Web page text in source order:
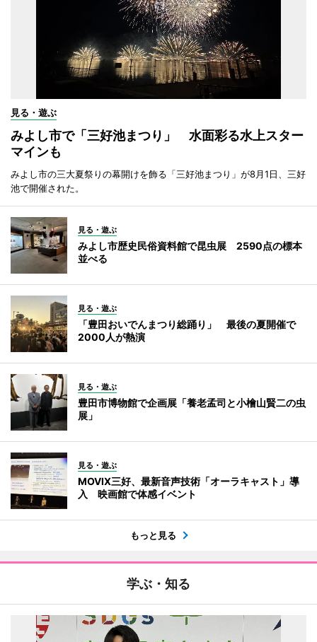
見る・遊ぶ
みよし市で「三好池まつり」 水面彩る水上スター
マインも
みよし市の三大夏祭りの幕開けを飾る「三好池まつり」が8月1日、三好
池で開催された。
見る・遊ぶ
みよし市歴史民俗資料館で昆虫展 2590点の標本
並べる
見る・遊ぶ
「豊田おいでんまつり総踊り」 最後の夏開催で
2000人が熱演
見る・遊ぶ
豊田市博物館で企画展「養老孟司と小檜山賢二の虫
展」
見る・遊ぶ
MOVIX三好、最新音声技術「オーラキャスト」導
入 映画館で体感イベント
もっと見る
学ぶ・知る